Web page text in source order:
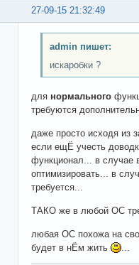
27-09-15 21:32:49
admin пишет:
искаробки ?
для нормального
требуются
даже просто исходя из
если ещЁ учесть
функционал... в случае
оптимизировать... в
требуется...
ТАКО же в любой ОС
любая ОС похожа на
будет в нЁм жить
...